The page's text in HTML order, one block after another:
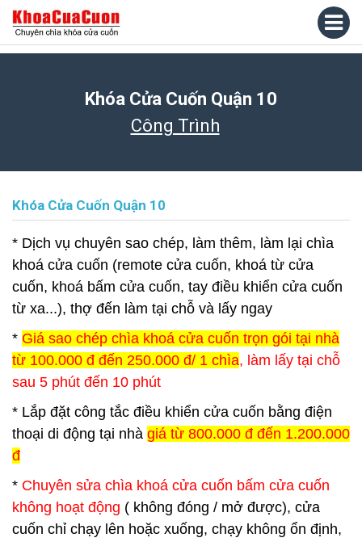
Khóa Cửa Cuốn Quận 10
Công Trình
Khóa Cửa Cuốn Quận 10
* Dịch vụ chuyên sao chép, làm thêm, làm lại chìa
khoá cửa cuốn (remote cửa cuốn, khoá từ cửa
cuốn, khoá bấm cửa cuốn, tay điều khiển cửa cuốn
từ xa...), thợ đến làm tại chỗ và lấy ngay
* Giá sao chép chìa khoá cửa cuốn trọn gói tại nhà
từ 100.000 đ đến 250.000 đ/ 1 chìa, làm lấy tại chỗ
sau 5 phút đến 10 phút
* Lắp đặt công tắc điều khiển cửa cuốn bằng điện
thoại di động tại nhà giá từ 800.000 đ đến 1.200.000
đ
* Chuyên sửa chìa khoá cửa cuốn bấm cửa cuốn
không hoạt động ( không đóng / mở được), cửa
cuốn chỉ chạy lên hoặc xuống, chạy không ổn định,